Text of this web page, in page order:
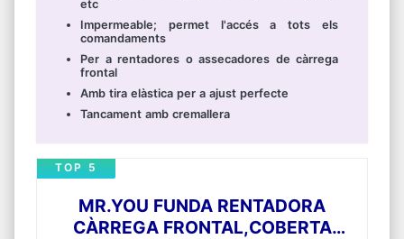
etc
Impermeable; permet l'accés a tots els
comandaments
Per a rentadores o assecadores de càrrega
frontal
Amb tira elàstica per a ajust perfecte
Tancament amb cremallera
MR.YOU FUNDA RENTADORA
CÀRREGA FRONTAL,COBERTA
TOP 5